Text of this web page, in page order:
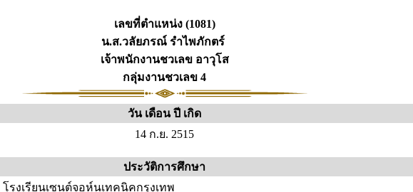
เลขที่ตำแหน่ง (1081)
น.ส.วลัยภรณ์ รำไพภักตร์
เจ้าพนักงานชวเลข อาวุโส
กลุ่มงานชวเลข 4
วัน เดือน ปี เกิด
14 ก.ย. 2515
ประวัติการศึกษา
รงเรียนเซนต์จอห์นเทคนิคกรุงเทพ